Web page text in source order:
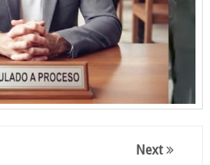
Next